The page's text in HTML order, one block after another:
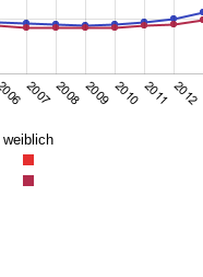
weiblich